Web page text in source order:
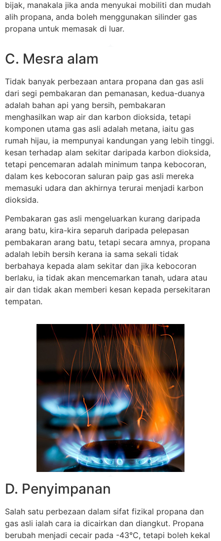
bijak, manakala jika anda menyukai mobiliti dan mudah
alih propana, anda boleh menggunakan silinder gas
propana untuk memasak di luar.
C. Mesra alam
Tidak banyak perbezaan antara propana dan gas asli
dari segi pembakaran dan pemanasan, kedua-duanya
adalah bahan api yang bersih, pembakaran
menghasilkan wap air dan karbon dioksida, tetapi
komponen utama gas asli adalah metana, iaitu gas
rumah hijau, ia mempunyai kandungan yang lebih tinggi.
kesan terhadap alam sekitar daripada karbon dioksida,
tetapi pencemaran adalah minimum tanpa kebocoran,
dalam kes kebocoran saluran paip gas asli mereka
memasuki udara dan akhirnya terurai menjadi karbon
dioksida.
Pembakaran gas asli mengeluarkan kurang daripada
arang batu, kira-kira separuh daripada pelepasan
pembakaran arang batu, tetapi secara amnya, propana
adalah lebih bersih kerana ia sama sekali tidak
berbahaya kepada alam sekitar dan jika kebocoran
berlaku, ia tidak akan mencemarkan tanah, udara atau
air dan tidak akan memberi kesan kepada persekitaran
tempatan.
D. Penyimpanan
Salah satu perbezaan dalam sifat fizikal propana dan
gas asli ialah cara ia dicairkan dan diangkut. Propana
berubah menjadi cecair pada -43°C, tetapi boleh kekal